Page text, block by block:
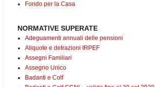
Fondo per la Casa
NORMATIVE SUPERATE
Adeguamenti annuali delle pensioni
Aliquote e detrazioni IRPEF
Assegni Familiari
Assegno Unico
Badanti e Colf